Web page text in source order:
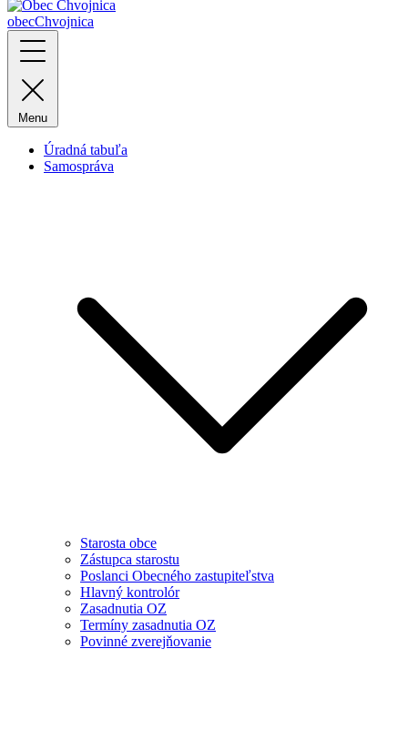
obecChvojnica
Menu
Úradná tabuľa
Samospráva
Starosta obce
Zástupca starostu
Poslanci Obecného zastupiteľstva
Hlavný kontrolór
Zasadnutia OZ
Termíny zasadnutia OZ
Povinné zverejňovanie